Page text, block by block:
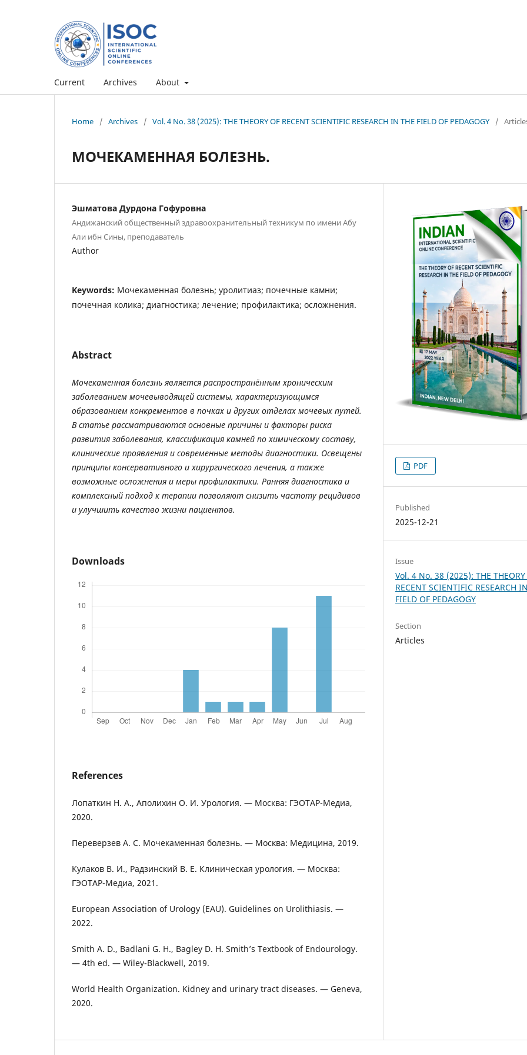
Current Archives About
Home / Archives / Vol. 4 No. 38 (2025): THE THEORY OF RECENT SCIENTIFIC RESEARCH IN THE FIELD OF PEDAGOGY /
МОЧЕКАМЕННАЯ БОЛЕЗНЬ.
Эшматова Дурдона Гофуровна
Андижанский общественный здравоохранительный техникум по имени Абу
Али ибн Сины, преподаватель
Author
Keywords: Мочекаменная болезнь; уролитиаз; почечные камни;
почечная колика; диагностика; лечение; профилактика; осложнения.
Abstract
Мочекаменная болезнь является распространённым хроническим
заболеванием мочевыводящей системы,характеризующимся
образованием конкрементов в почках и других отделах мочевых путей.
В статье рассматриваются основные причины и факторы риска
развития заболевания, классификация камней по химическому составу,
клинические проявления и современные методы диагностики. Освещены
принципы консервативного и хирургического лечения, а также
возможные осложнения и меры профилактики. Ранняя диагностика и
комплексный подход к терапии позволяют снизить частоту рецидивов
и улучшить качество жизни пациентов.
Downloads
References
Лопаткин Н. А., Аполихин О. И. Урология. — Москва: ГЭОТАР-Медиа,
2020.
Переверзев А. С. Мочекаменная болезнь. — Москва: Медицина, 2019.
Кулаков В. И., Радзинский В. Е. Клиническая урология. — Москва:
ГЭОТАР-Медиа, 2021.
European Association of Urology (EAU). Guidelines on Urolithiasis. —
2022.
Smith A. D., Badlani G. H., Bagley D. H. Smith’s Textbook of Endourology.
— 4th ed. — Wiley-Blackwell, 2019.
World Health Organization. Kidney and urinary tract diseases. — Geneva,
2020.
PDF
Published
2025-12-21
Issue
Vol. 4 No. 38 (2025): THE THEORY
RECENT SCIENTIFIC RESEARCH
FIELD OF PEDAGOGY
Section
Articles